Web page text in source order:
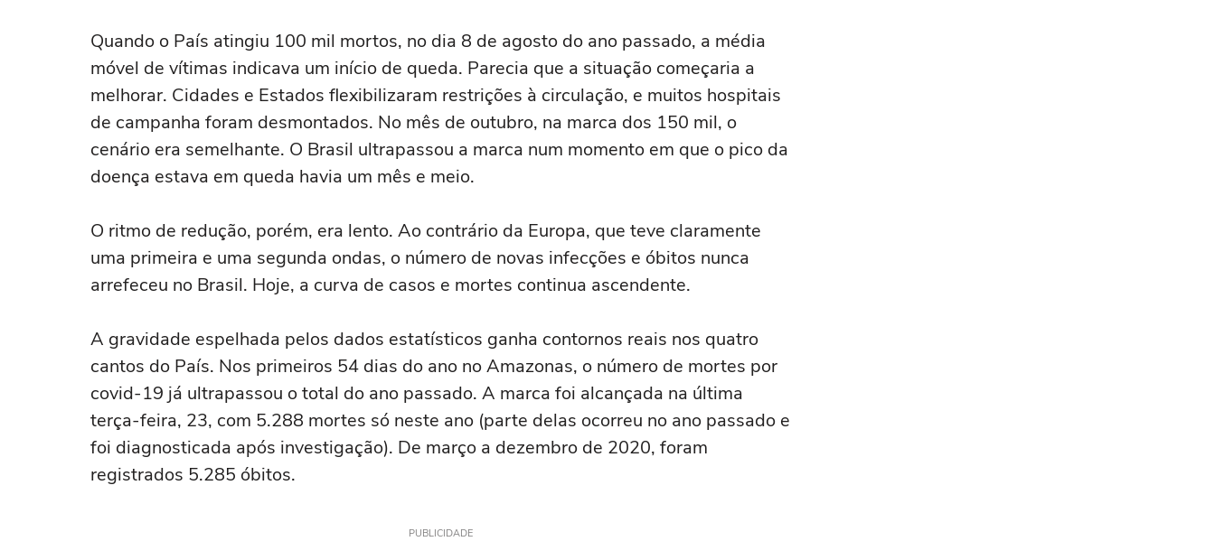
Quando o País atingiu 100 mil mortos, no dia 8 de agosto do ano passado, a média
móvel de vítimas indicava um início de queda. Parecia que a situação começaria a
melhorar. Cidades e Estados flexibilizaram restrições à circulação, e muitos hospitais
de campanha foram desmontados. No mês de outubro, na marca dos 150 mil, o
cenário era semelhante. O Brasil ultrapassou a marca num momento em que o pico da
doença estava em queda havia um mês e meio.
O ritmo de redução, porém, era lento. Ao contrário da Europa, que teve claramente
uma primeira e uma segunda ondas, o número de novas infecções e óbitos nunca
arrefeceu no Brasil. Hoje, a curva de casos e mortes continua ascendente.
A gravidade espelhada pelos dados estatísticos ganha contornos reais nos quatro
cantos do País. Nos primeiros 54 dias do ano no Amazonas, o número de mortes por
covid-19 já ultrapassou o total do ano passado. A marca foi alcançada na última
terça-feira, 23, com 5.288 mortes só neste ano (parte delas ocorreu no ano passado e
foi diagnosticada após investigação). De março a dezembro de 2020, foram
registrados 5.285 óbitos.
PUBLICIDADE